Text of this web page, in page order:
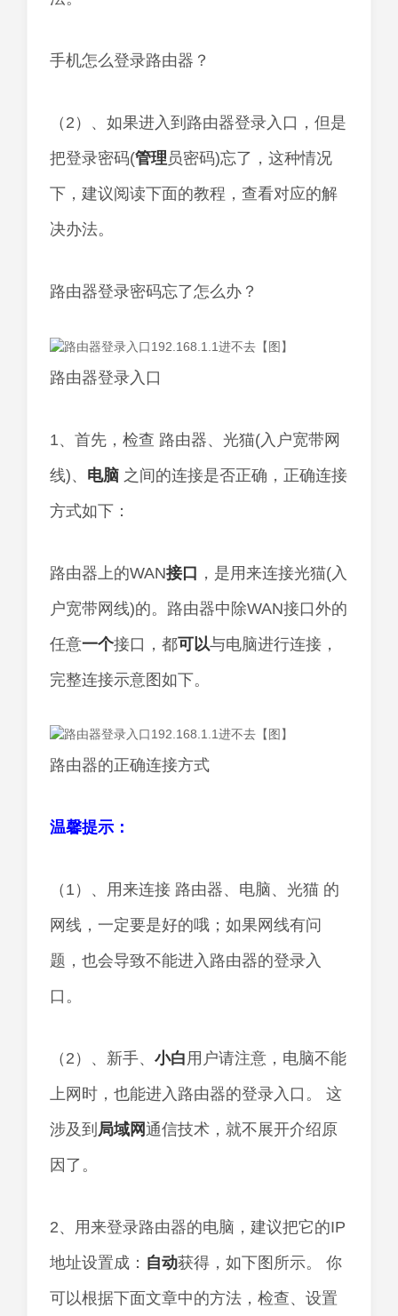
手机怎么登录路由器？
（2）、如果进入到路由器登录入口，但是
把登录密码(管理 员密码)忘了，这种情况
下，建议阅读下面的教程，查看对应的解
决办法。
路由器登录密码忘了怎么办？
路由器登录入口
1、首先，检查 路由器、光猫(入户宽带网
线)、 电脑 之间的连接是否正确，正确连接
方式如下：
路由器上的WAN接口 ，是用来连接光猫(入
户宽带网线)的。路由器中除WAN接口外的
任意一个接口，都可以与电脑进行连接，
完整连接示意图如下。
路由器的正确连接方式
温馨提示：
（1）、用来连接 路由器、电脑、光猫 的
网线，一定要是好的哦；如果网线有问
题，也会导致不能进入路由器的登录入
口。
（2）、新手、 小白 用户请注意，电脑不能
上网时，也能进入路由器的登录入口。 这
涉及到 局域网通信技术，就不展开介绍原
因了。
2、用来登录路由器的电脑，建议把它的IP
地址设置成： 自动获得，如下图所示。 你
可以根据下面文章中的方法，检查、设置